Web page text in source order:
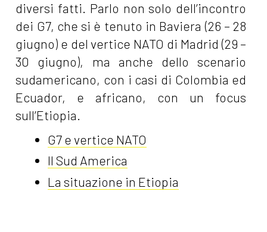
diversi fatti. Parlo non solo dell’incontro
dei G7, che si è tenuto in Baviera (26 – 28
giugno) e del vertice NATO di Madrid (29 –
30 giugno), ma anche dello scenario
sudamericano, con i casi di Colombia ed
Ecuador, e africano, con un focus
sull’Etiopia.
G7 e vertice NATO
Il Sud America
La situazione in Etiopia